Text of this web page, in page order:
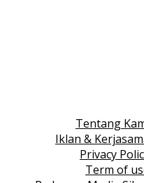
Tentang
Iklan &
Privacy
Term of